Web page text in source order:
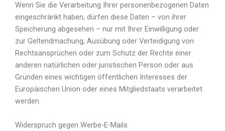
Wenn Sie die Verarbeitung Ihrer personenbezogenen Daten
eingeschränkt haben, dürfen diese Daten – von ihrer
Speicherung abgesehen – nur mit Ihrer Einwilligung oder
zur Geltendmachung, Ausübung oder Verteidigung von
Rechtsansprüchen oder zum Schutz der Rechte einer
anderen natürlichen oder juristischen Person oder aus
Gründen eines wichtigen öffentlichen Interesses der
Europäischen Union oder eines Mitgliedstaats verarbeitet
werden.
Widerspruch gegen Werbe-E-Mails